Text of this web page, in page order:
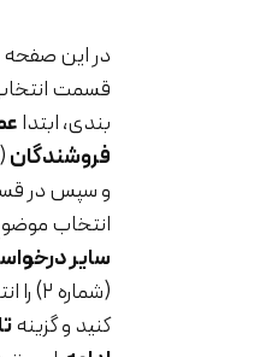
در این صفحه در
قسمت انتخاب دسته
بندی، ابتداعملکرد
فروشندگان
(شماره ۱)
و سپس در قسمت
انتخاب موضوع گزینه
سایر درخواست‌ها
(شماره ۲) را انتخاب
کنید و گزینهتایید و